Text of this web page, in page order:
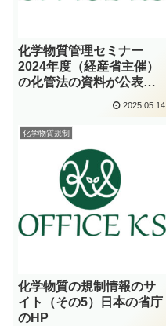
化学物質管理セミナー
2024年度（経産省主催）
の化管法の資料が公表さ
2025.05.14
化学物質規制
化学物質の規制情報のサ
イト（その5）日本の省庁
のHP